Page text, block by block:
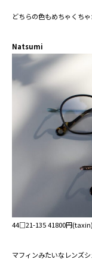
どちらの色もめちゃくち
Natsumi ⁡
44□21-135⁡ 41800円(taxin)⁡
マフィンみたいなレンズ